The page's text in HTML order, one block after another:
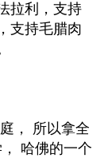
拉利，支持
支持毛腊肉
， 所以拿全
哈佛的一个